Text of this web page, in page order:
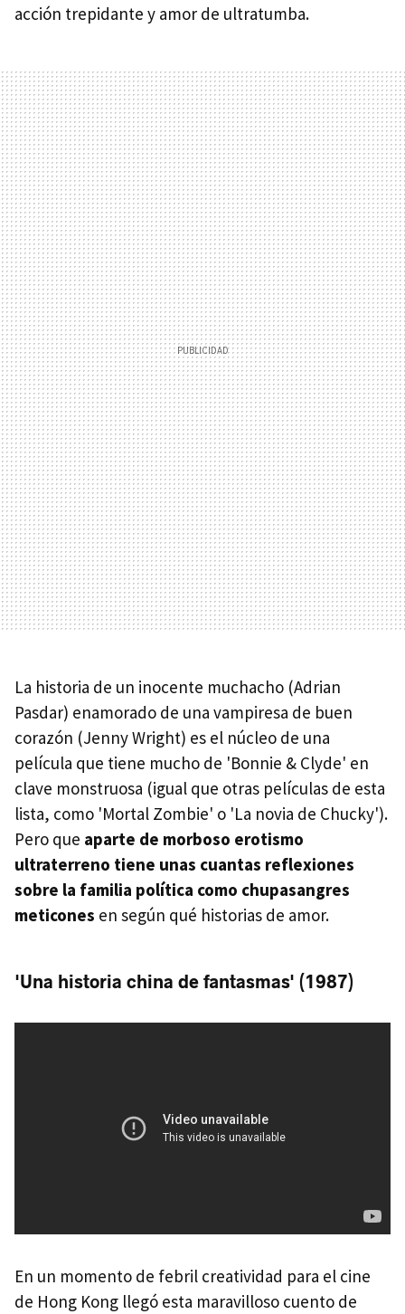
acción trepidante y amor de ultratumba.
La historia de un inocente muchacho (Adrian
Pasdar) enamorado de una vampiresa de buen
corazón (Jenny Wright) es el núcleo de una
película que tiene mucho de 'Bonnie & Clyde' en
clave monstruosa (igual que otras películas de esta
lista, como 'Mortal Zombie' o 'La novia de Chucky').
Pero que aparte de morboso erotismo
ultraterreno tiene unas cuantas reflexiones
sobre la familia política como chupasangres
meticones en según qué historias de amor.
'Una historia china de fantasmas' (1987)
En un momento de febril creatividad para el cine
de Hong Kong llegó esta maravilloso cuento de